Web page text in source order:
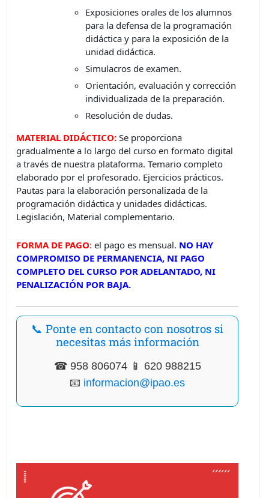
Exposiciones orales de los alumnos
para la defensa de la programación
didáctica y para la exposición de la
unidad didáctica.
Simulacros de examen.
Orientación, evaluación y corrección
individualizada de la preparación.
Resolución de dudas.
MATERIAL DIDÁCTICO:Se proporciona
gradualmente a lo largo del curso en formato digital
a través de nuestra plataforma. Temario completo
elaborado por el profesorado. Ejercicios prácticos.
Pautas para la elaboración personalizada de la
programación didáctica y unidades didácticas.
Legislación, Material complementario.
FORMA DE PAGO: el pago es mensual. NO HAY
COMPROMISO DE PERMANENCIA, NI PAGO
COMPLETO DEL CURSO POR ADELANTADO, NI
PENALIZACIÓN POR BAJA.
📞 Ponte en contacto con nosotros si
necesitas más información
☎ 958 806074 📱 620 988215
📧 informacion@ipao.es